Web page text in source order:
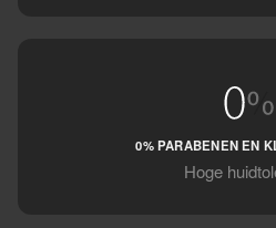
0% PARABENEN EN
Hoge